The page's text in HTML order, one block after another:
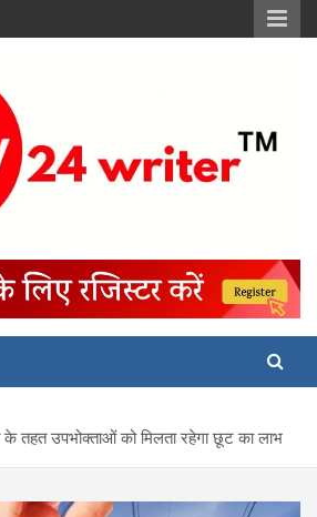
के तहत उपभोक्ताओं को मिलता रहेगा छूट का लाभ